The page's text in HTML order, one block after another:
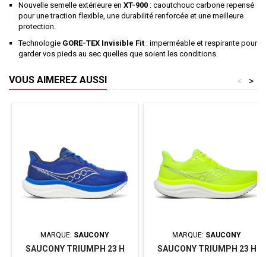
Nouvelle semelle extérieure en XT-900 : caoutchouc carbone repensé
pour une traction flexible, une durabilité renforcée et une meilleure
protection.
Technologie GORE-TEX Invisible Fit : imperméable et respirante pour
garder vos pieds au sec quelles que soient les conditions.
VOUS AIMEREZ AUSSI >
<
MARQUE: SAUCONY
SAUCONY TRIUMPH 23 H
MARQUE: SAUCONY
SAUCONY TRIUMPH 23 H